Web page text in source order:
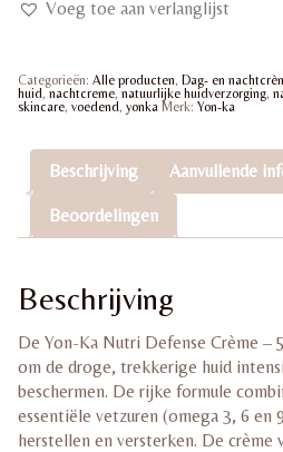
Crème
Voor
de
droge
aantal
Voeg toe aan verlanglijst
Categorieën: Alle producten, Dag- en
huid,nachtcreme,natuurlijke huidverzorging,
skincare, voedend, yonka Merk: Yon-ka
Beschrijving Aanvullende
Beoordelingen
Beschrijving
De Yon-Ka Nutri Defense Crème –
om de droge, trekkerige huid
beschermen. De rijke formule
essentiële vetzuren (omega 3, 6 en
herstellen en versterken. De crème